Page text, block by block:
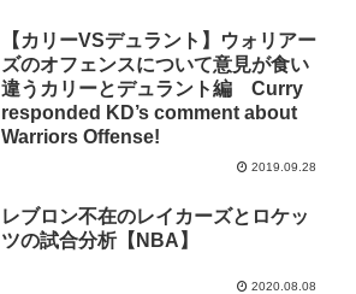
【カリーVSデュラント】ウォリアー
ズのオフェンスについて意見が食い
違うカリーとデュラント編 Curry
responded KD’s comment about
Warriors Offense!
2019.09.28
レブロン不在のレイカーズとロケッ
ツの試合分析【NBA】
2020.08.08